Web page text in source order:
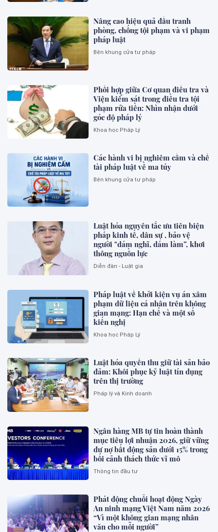
Nâng cao hiệu quả đấu tranh
phòng, chống tội phạm và vi phạm
pháp luật
Bên khung cửa tư pháp
Phối hợp giữa Cơ quan điều tra và
Viện kiểm sát trong điều tra tội
phạm rửa tiền: Nhìn nhận dưới
góc độ pháp lý
Khoa học Pháp Lý
Các hành vi bị nghiêm cấm và chế
tài pháp luật về ma túy
Bên khung cửa tư pháp
Luật hóa nguyên tắc ưu tiên biện
pháp kinh tế, dân sự , bảo vệ
người "dám nghĩ, dám làm”, khơi
thông nguồn lực
Diễn đàn - Luật gia
Pháp luật về khởi kiện vụ án xâm
phạm dữ liệu cá nhân trên không
gian mạng: Hạn chế và một số
kiến nghị
Khoa học Pháp Lý
Luật hóa quyền thu giữ tài sản bảo
đảm: Khôi phục kỷ luật tín dụng
trên thị trường
Pháp lý và Kinh doanh
Ngân hàng MB tự tin hoàn thành
mục tiêu lợi nhuận 2026, giữ vững
dư nợ bất động sản dưới 15% trong
bối cảnh thách thức vĩ mô
Thông tin đầu tư
Phát động chuỗi hoạt động Ngày
An ninh mạng Việt Nam năm 2026
“Vì một không gian mạng nhân
văn cho mỗi người”